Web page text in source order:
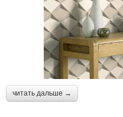
читать дальше →